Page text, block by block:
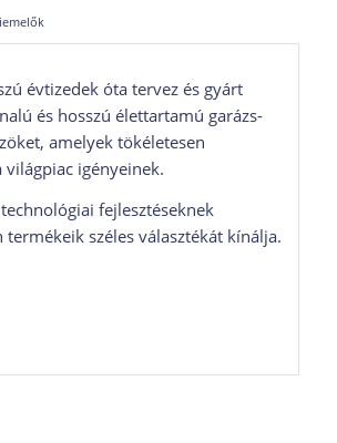
évtizedek óta tervez és gyárt
és hosszú élettartamú garázs-
amelyek tökéletesen
világpiac igényeinek.
fejlesztéseknek
termékeik széles választékát kínálja.